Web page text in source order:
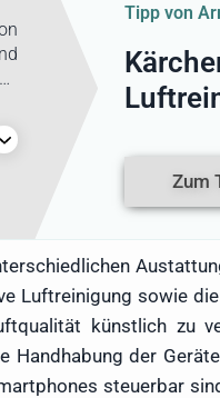
Tipp von
Zum
Luftreinigung sowie
künstlich zu
der
steuerbar